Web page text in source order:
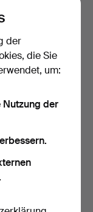
MOREAU. Nach.
Apollo und…
der
die Sie
um:
Nutzung der